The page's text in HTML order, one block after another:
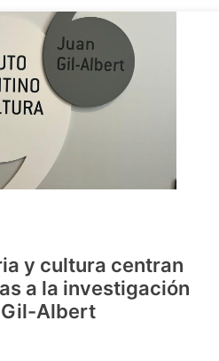
y cultura centran
a la investigación
Albert